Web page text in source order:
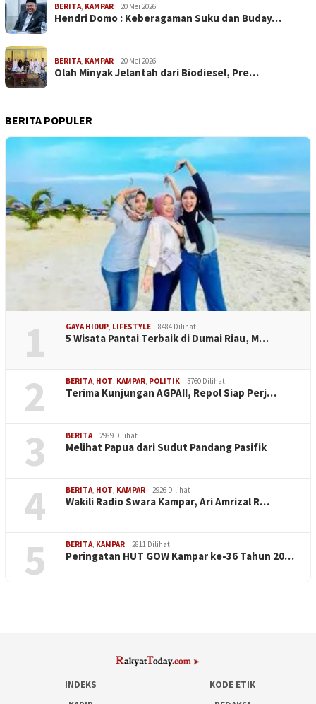
BERITA, KAMPAR 20 Mei 2026
Hendri Domo : Keberagaman Suku dan Buday…
BERITA, KAMPAR 20 Mei 2026
Olah Minyak Jelantah dari Biodiesel, Pre…
BERITA POPULER
1 GAYA HIDUP LIFESTYLE 8484 Dilihat
5 Wisata Pantai Terbaik di Dumai Riau, M…
2 BERITA HOT KAMPAR POLITIK 3760 Dilihat
Terima Kunjungan AGPAII, Repol Siap Perj…
3 BERITA 2989 Dilihat
Melihat Papua dari Sudut Pandang Pasifik
4 BERITA HOT KAMPAR 2926 Dilihat
Wakili Radio Swara Kampar, Ari Amrizal R…
5 BERITA KAMPAR 2811 Dilihat
Peringatan HUT GOW Kampar ke-36 Tahun 20…
INDEKS
KODE ETIK